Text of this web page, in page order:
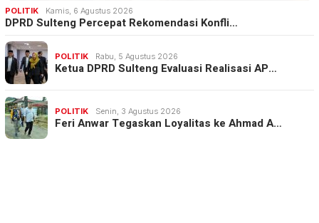
POLITIK Kamis, 6 Agustus 2026
DPRD Sulteng Percepat Rekomendasi Konfli…
POLITIK Rabu, 5 Agustus 2026
Ketua DPRD Sulteng Evaluasi Realisasi AP…
POLITIK Senin, 3 Agustus 2026
Feri Anwar Tegaskan Loyalitas ke Ahmad A…